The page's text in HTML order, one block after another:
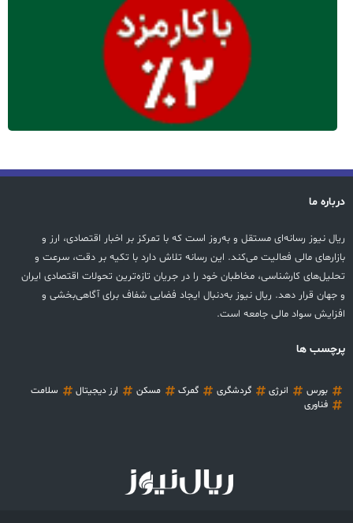
درباره ما
ریال نیوز رسانه‌ای مستقل و به‌روز است که با تمرکز بر اخبار اقتصادی، ارز و
بازارهای مالی فعالیت می‌کند. این رسانه تلاش دارد با تکیه بر دقت، سرعت و
تحلیل‌های کارشناسی، مخاطبان خود را در جریان تازه‌ترین تحولات اقتصادی ایران
و جهان قرار دهد. ریال نیوز به‌دنبال ایجاد فضایی شفاف برای آگاهی‌بخشی و
افزایش سواد مالی جامعه است.
پرچسب ها
بورس انرژی گردشگری گمرک مسکن ارز دیجیتال
سلامت
فناوری